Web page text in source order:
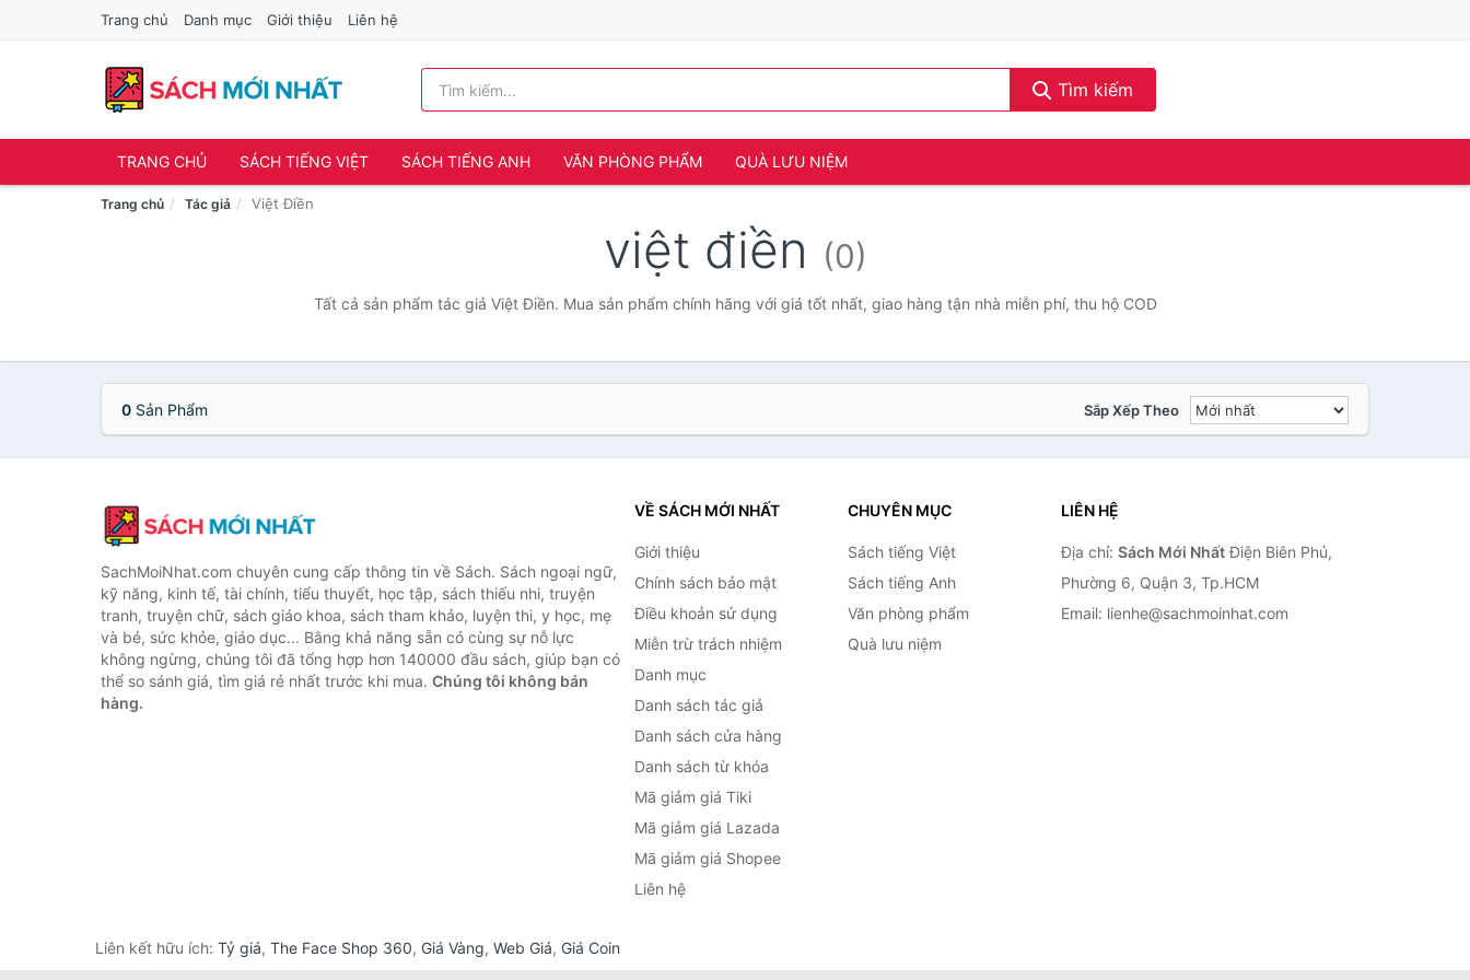
Trang chủ Danh mục Giới thiệu Liên hệ
Tìm kiếm
TRANG CHỦ SÁCH TIẾNG VIỆT SÁCH TIẾNG ANH VĂN PHÒNG PHẨM QUÀ LƯU NIỆM
Trang chủ Tác giả Việt Điền
việt điền (0)
Tất cả sản phẩm tác giả Việt Điền. Mua sản phẩm chính hãng với giá tốt nhất, giao hàng tận nhà miễn phí, thu hộ COD
0 Sản Phẩm Sắp Xếp Theo
SachMoiNhat.com chuyên cung cấp thông tin về Sách. Sách ngoại ngữ,
kỹ năng, kinh tế, tài chính, tiểu thuyết, học tập, sách thiếu nhi, truyện
tranh, truyện chữ, sách giáo khoa, sách tham khảo, luyện thi, y học, mẹ
và bé, sức khỏe, giáo dục... Bằng khả năng sẵn có cùng sự nỗ lực
không ngừng, chúng tôi đã tổng hợp hơn 140000 đầu sách, giúp bạn có
thể so sánh giá, tìm giá rẻ nhất trước khi mua. Chúng tôi không bán
hàng.
VỀ SÁCH MỚI NHẤT
Giới thiệu
Chính sách bảo mật
Điều khoản sử dụng
Miễn trừ trách nhiệm
Danh mục
Danh sách tác giả
Danh sách cửa hàng
Danh sách từ khóa
Mã giảm giá Tiki
Mã giảm giá Lazada
Mã giảm giá Shopee
Liên hệ
CHUYÊN MỤC
Sách tiếng Việt
Sách tiếng Anh
Văn phòng phẩm
Quà lưu niệm
LIÊN HỆ
Địa chỉ: Sách Mới NhấtĐiện Biên Phủ,
Phường 6, Quận 3, Tp.HCM
Email: lienhe@sachmoinhat.com
Liên kết hữu ích: Tỷ giá, The Face Shop 360, Giá Vàng, Web Giá, Giá Coin